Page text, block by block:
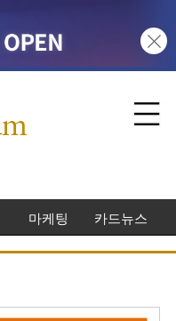
마케팅 카드뉴스